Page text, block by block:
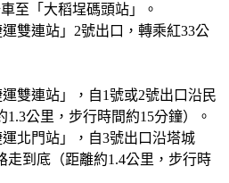
至「大稻埕碼頭站」。
雙連站」2號出口，轉乘紅33公
雙連站」，自1號或2號出口沿民
公里，步行時間約15分鐘）。
北門站」，自3號出口沿塔城
走到底（距離約1.4公里，步行時